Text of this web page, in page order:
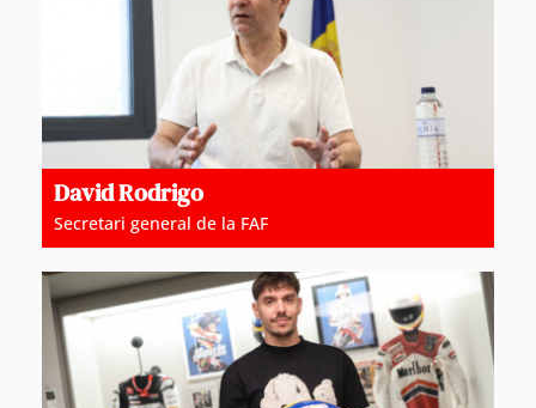
David Rodrigo
Secretari general de la FAF